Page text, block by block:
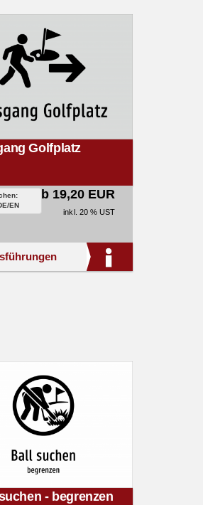
Golfplatz
EN
ab 19,20 EUR
inkl. 20 % UST
- begrenzen